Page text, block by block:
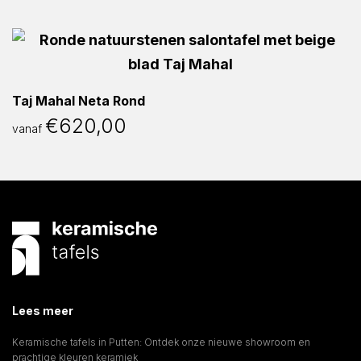
Taj Mahal Neta Rond
vanaf €620,00
Lees meer
Keramische tafels in Putten: Ontdek onze nieuwe showroom en
prachtige kleuren keramiek